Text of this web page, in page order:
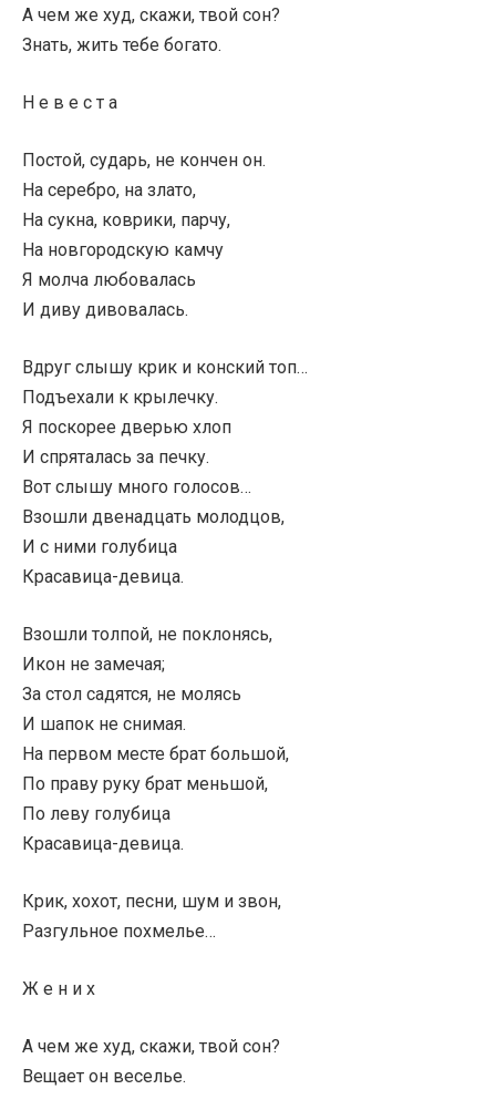
А чем же худ, скажи, твой сон?
Знать, жить тебе богато.
Н е в е с т а
Постой, сударь, не кончен он.
На серебро, на злато,
На сукна, коврики, парчу,
На новгородскую камчу
Я молча любовалась
И диву дивовалась.
Вдруг слышу крик и конский топ…
Подъехали к крылечку.
Я поскорее дверью хлоп
И спряталась за печку.
Вот слышу много голосов…
Взошли двенадцать молодцов,
И с ними голубица
Красавица-девица.
Взошли толпой, не поклонясь,
Икон не замечая;
За стол садятся, не молясь
И шапок не снимая.
На первом месте брат большой,
По праву руку брат меньшой,
По леву голубица
Красавица-девица.
Крик, хохот, песни, шум и звон,
Разгульное похмелье…
Ж е н и х
А чем же худ, скажи, твой сон?
Вещает он веселье.